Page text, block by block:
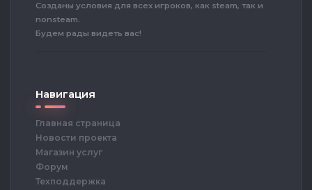
Созданы условия для всех игроков, как steam, так и
nonsteam.
Будем рады видеть вас!
Навигация
Главная страница
Новости проекта
Магазин услуг
Форум
Техподдержка